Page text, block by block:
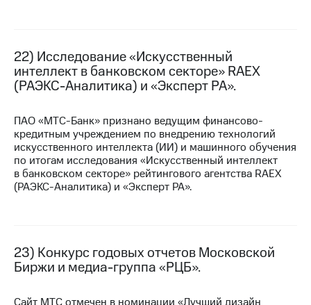
22) Исследование «Искусственный
интеллект в банковском секторе» RAEX
(РАЭКС-Аналитика) и «Эксперт РА».
ПАО «МТС-Банк» признано ведущим финансово-
кредитным учреждением по внедрению технологий
искусственного интеллекта (ИИ) и машинного обучения
по итогам исследования «Искусственный интеллект
в банковском секторе» рейтингового агентства RAEX
(РАЭКС-Аналитика) и «Эксперт РА».
23) Конкурс годовых отчетов Московской
Биржи и медиа-группа «РЦБ».